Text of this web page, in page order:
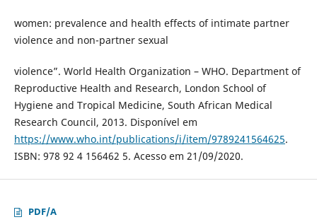
women: prevalence and health effects of intimate partner
violence and non-partner sexual
violence”. World Health Organization – WHO. Department of
Reproductive Health and Research, London School of
Hygiene and Tropical Medicine, South African Medical
Research Council, 2013. Disponível em
https://www.who.int/publications/i/item/9789241564625.
ISBN: 978 92 4 156462 5. Acesso em 21/09/2020.
PDF/A